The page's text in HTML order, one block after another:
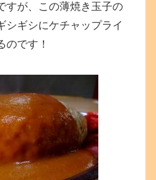
すが、この薄焼き玉子の
シギシにケチャップライ
のです！